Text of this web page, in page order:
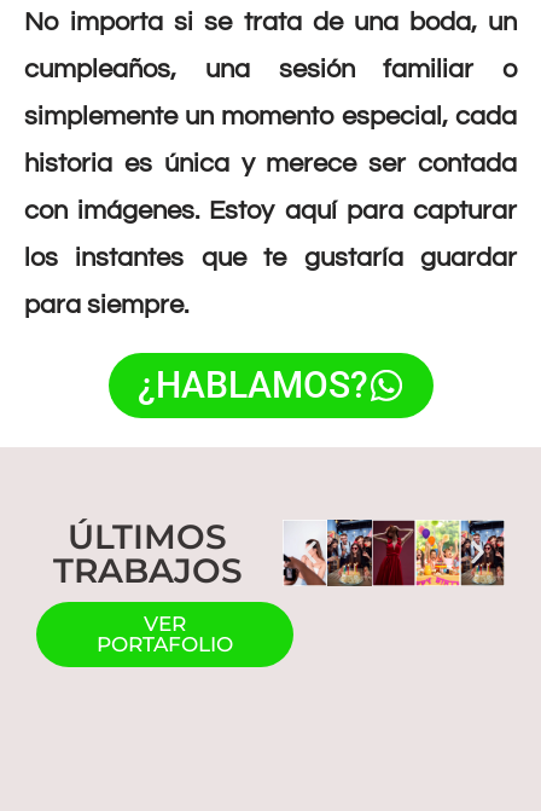
No importa si se trata de una boda, un
cumpleaños, una sesión familiar o
simplemente un momento especial, cada
historia es única y merece ser contada
con imágenes. Estoy aquí para capturar
los instantes que te gustaría guardar
para siempre.
¿HABLAMOS?
ÚLTIMOS
TRABAJOS
VER
PORTAFOLIO